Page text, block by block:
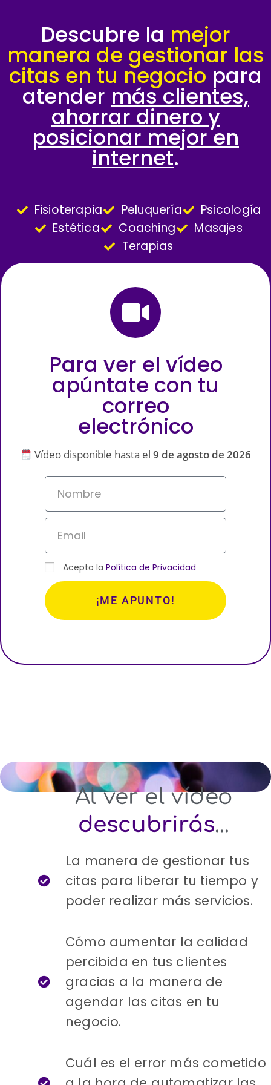
Descubre la mejor
manera de gestionar las
citas en tu negocio para
atender más clientes,
ahorrar dinero y
posicionar mejor en
internet.
Fisioterapia Peluquería
Psicología
Estética
Coaching
Masajes
Terapias
Para ver el vídeo
apúntate con tu
correo
electrónico
Vídeo disponible hasta el 9 de agosto de 2026
Acepto la Política de Privacidad
¡ME APUNTO!
Al ver el vídeo
descubrirás...
La manera de gestionar tus
citas para liberar tu tiempo y
poder realizar más servicios.
Cómo aumentar la calidad
percibida en tus clientes
gracias a la manera de
agendar las citas en tu
negocio.
Cuál es el error más cometido